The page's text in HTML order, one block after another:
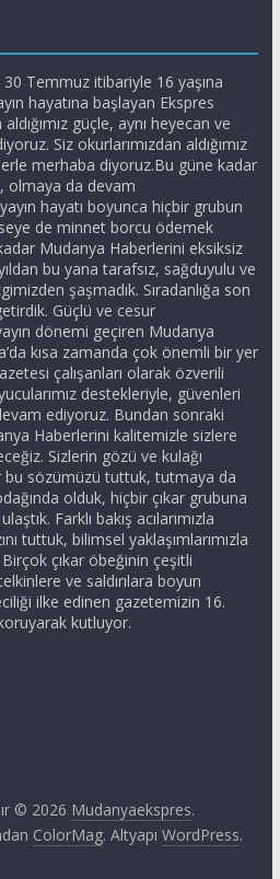
Temmuz itibariyle 16 yaşına
hayatına başlayan Ekspres
güçle, aynı heyecan ve
Siz okurlarımızdan aldığımız
merhaba diyoruz.Bu güne kadar
olmaya da devam
hayatı boyunca hiçbir grubun
de minnet borcu ödemek
Mudanya Haberlerini eksiksiz
bu yana tarafsız, sağduyulu ve
şaşmadık. Sıradanlığa son
Güçlü ve cesur
dönemi geçiren Mudanya
kısa zamanda çok önemli bir yer
çalışanları olarak özverili
destekleriyle, güvenleri
ediyoruz. Bundan sonraki
Haberlerini kalitemizle sizlere
Sizlerin gözü ve kulağı
bu sözümüzü tuttuk, tutmaya da
olduk, hiçbir çıkar grubuna
Farklı bakış acılarımızla
tuttuk, bilimsel yaklaşımlarımızla
çıkar öbeğinin çeşitli
ve saldırılara boyun
ilke edinen gazetemizin 16.
kutluyor.
© 2026 Mudanyaekspres.
ColorMag. AltyapıWordPress.